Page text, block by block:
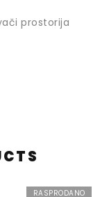
prostorija
RASPRODANO